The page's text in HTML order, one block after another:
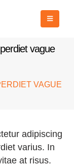
vague
VAGUE
adipiscing
varius. In
at risus.